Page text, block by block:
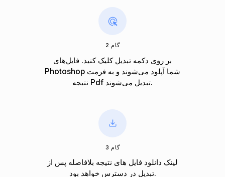
گام 2
بر روی دکمه تبدیل کلیک کنید. فایل‌های
Photoshop شما آپلود می‌شوند و به فرمت
نتیجه Pdf تبدیل می‌شوند.
گام 3
لینک دانلود فایل های نتیجه بلافاصله پس از
تبدیل در دسترس خواهد بود.